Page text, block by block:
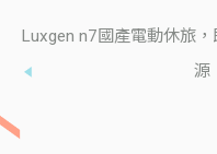
Luxgen n7國產電動休旅
源